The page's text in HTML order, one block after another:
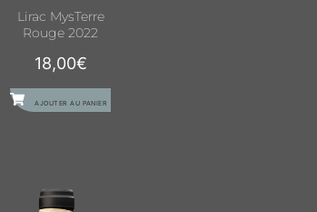
Lirac MysTerre
Rouge 2022
18,00€
AJOUTER AU PANIER